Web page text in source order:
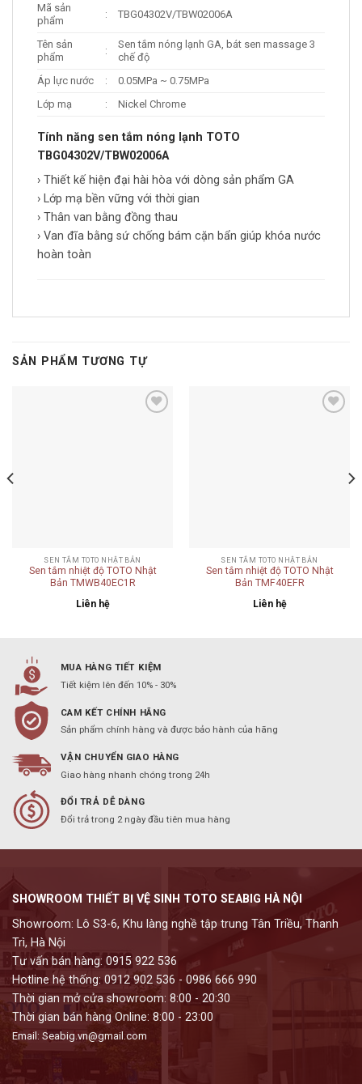
Mã sản
phẩm
: TBG04302V/TBW02006A
Tên sản
phẩm
:
Sen tắm nóng lạnh GA, bát sen massage 3
chế độ
Áp lực nước
:
0.05MPa ~ 0.75MPa
Lớp mạ
: Nickel Chrome
Tính năng sen tắm nóng lạnh TOTO
TBG04302V/TBW02006A
› Thiết kế hiện đại hài hòa với dòng sản phẩm GA
› Lớp mạ bền vững với thời gian
› Thân van bằng đồng thau
› Van đĩa bằng sứ chống bám cặn bẩn giúp khóa nước
hoàn toàn
SẢN PHẨM TƯƠNG TỰ
SEN TẮM TOTO NHẬT BẢN
Sen tắm nhiệt độ TOTO Nhật
Bản TMWB40EC1R
Liên hệ
SEN TẮM TOTO NHẬT BẢN
Sen tắm nhiệt độ TOTO Nhật
Bản TMF40EFR
Liên hệ
MUA HÀNG TIẾT KIỆM
Tiết kiệm lên đến 10% - 30%
CAM KẾT CHÍNH HÃNG
Sản phẩm chính hàng và được bảo hành của hãng
VẬN CHUYỂN GIAO HÀNG
Giao hàng nhanh chóng trong 24h
ĐỔI TRẢ DỄ DÀNG
Đổi trả trong 2 ngày đầu tiên mua hàng
SHOWROOM THIẾT BỊ VỆ SINH TOTO SEABIG HÀ NỘI
Showroom: Lô S3-6, Khu làng nghề tập trung Tân Triều, Thanh
Trì, Hà Nội
Tư vấn bán hàng: 0915 922 536
Hotline hệ thống: 0912 902 536 - 0986 666 990
Thời gian mở cửa showroom: 8:00 - 20:30
Thời gian bán hàng Online: 8:00 - 23:00
Email: Seabig.vn@gmail.com